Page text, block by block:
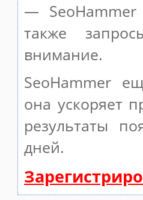
—
также
внимание.
SeoHammer
она ускоряет
результаты
дней.